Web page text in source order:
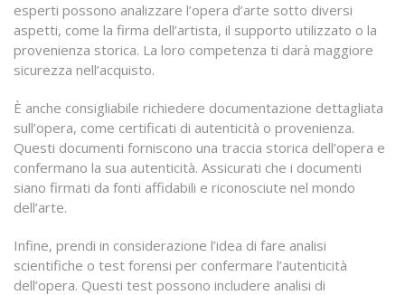
esperti possono analizzare l’opera d’arte sotto diversi
aspetti, come la firma dell’artista, il supporto utilizzato o la
provenienza storica. La loro competenza ti darà maggiore
sicurezza nell’acquisto.
È anche consigliabile richiedere documentazione dettagliata
sull’opera, come certificati di autenticità o provenienza.
Questi documenti forniscono una traccia storica dell’opera e
confermano la sua autenticità. Assicurati che i documenti
siano firmati da fonti affidabili e riconosciute nel mondo
dell’arte.
Infine, prendi in considerazione l’idea di fare analisi
scientifiche o test forensi per confermare l’autenticità
dell’opera. Questi test possono includere analisi di